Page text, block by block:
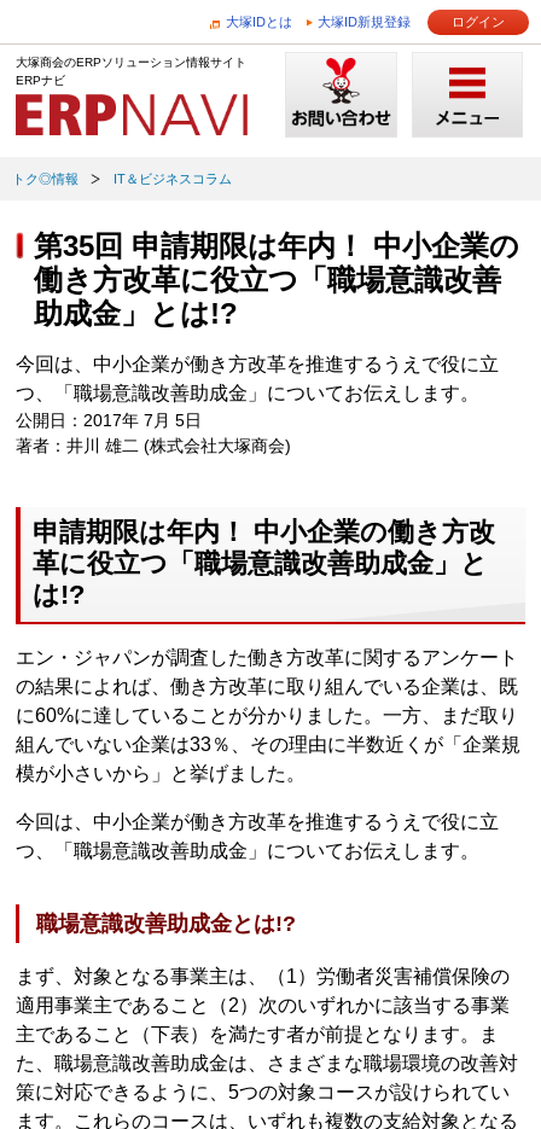
大塚IDとは 大塚ID新規登録 ログイン
大塚商会のERPソリューション情報サイト
ERPナビ
トク◎情報 IT＆ビジネスコラム
第35回 申請期限は年内！ 中小企業の
働き方改革に役立つ「職場意識改善
助成金」とは!?
今回は、中小企業が働き方改革を推進するうえで役に立
つ、「職場意識改善助成金」についてお伝えします。
公開日：2017年 7月 5日
著者：井川 雄二 (株式会社大塚商会)
申請期限は年内！ 中小企業の働き方改
革に役立つ「職場意識改善助成金」と
は!?
エン・ジャパンが調査した働き方改革に関するアンケート
の結果によれば、働き方改革に取り組んでいる企業は、既
に60%に達していることが分かりました。一方、まだ取り
組んでいない企業は33％、その理由に半数近くが「企業規
模が小さいから」と挙げました。
今回は、中小企業が働き方改革を推進するうえで役に立
つ、「職場意識改善助成金」についてお伝えします。
職場意識改善助成金とは!?
まず、対象となる事業主は、（1）労働者災害補償保険の
適用事業主であること（2）次のいずれかに該当する事業
主であること（下表）を満たす者が前提となります。ま
た、職場意識改善助成金は、さまざまな職場環境の改善対
策に対応できるように、5つの対象コースが設けられてい
ます。これらのコースは、いずれも複数の支給対象となる